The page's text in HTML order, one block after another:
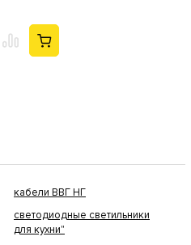
кабели ВВГ НГ
светодиодные светильники
для кухни"